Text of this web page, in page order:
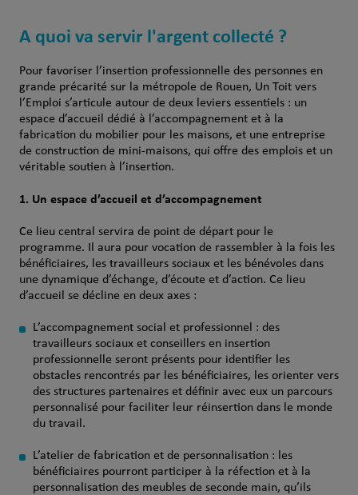
A quoi va servir l'argent collecté ?
Pour favoriser l’insertion professionnelle des personnes en
grande précarité sur la métropole de Rouen, Un Toit vers
l’Emploi s’articule autour de deux leviers essentiels : un
espace d’accueil dédié à l’accompagnement et à la
fabrication du mobilier pour les maisons, et une entreprise
de construction de mini-maisons, qui offre des emplois et un
véritable soutien à l’insertion.
1. Un espace d’accueil et d’accompagnement
Ce lieu central servira de point de départ pour le
programme. Il aura pour vocation de rassembler à la fois les
bénéficiaires, les travailleurs sociaux et les bénévoles dans
une dynamique d’échange, d’écoute et d’action. Ce lieu
d’accueil se décline en deux axes :
L’accompagnement social et professionnel : des
travailleurs sociaux et conseillers en insertion
professionnelle seront présents pour identifier les
obstacles rencontrés par les bénéficiaires, les orienter vers
des structures partenaires et définir avec eux un parcours
personnalisé pour faciliter leur réinsertion dans le monde
du travail.
L’atelier de fabrication et de personnalisation : les
bénéficiaires pourront participer à la réfection et à la
personnalisation des meubles de seconde main, qu’ils